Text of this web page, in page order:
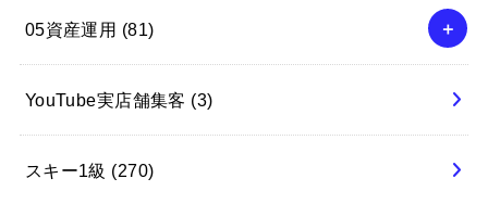
05資産運用 (81)
YouTube実店舗集客 (3)
スキー1級 (270)